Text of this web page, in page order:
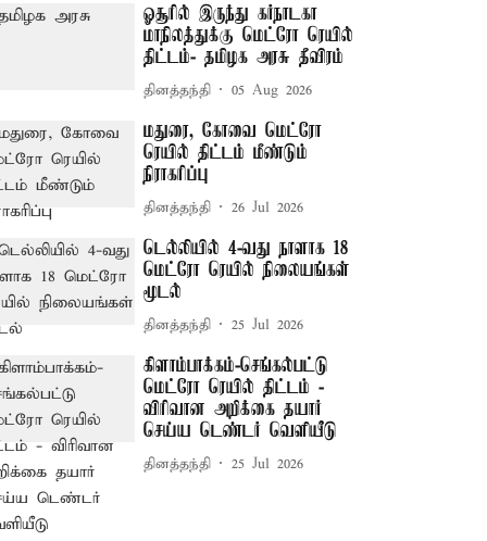
ஓசூரில் இருந்து கர்நாடகா
மாநிலத்துக்கு மெட்ரோ ரெயில்
திட்டம்- தமிழக அரசு தீவிரம்
தினத்தந்தி 05 Aug 2026
மதுரை, கோவை மெட்ரோ
ரெயில் திட்டம் மீண்டும்
நிராகரிப்பு
தினத்தந்தி 26 Jul 2026
டெல்லியில் 4-வது நாளாக 18
மெட்ரோ ரெயில் நிலையங்கள்
மூடல்
தினத்தந்தி 25 Jul 2026
கிளாம்பாக்கம்-செங்கல்பட்டு
மெட்ரோ ரெயில் திட்டம் -
விரிவான அறிக்கை தயார்
செய்ய டெண்டர் வெளியீடு
தினத்தந்தி 25 Jul 2026